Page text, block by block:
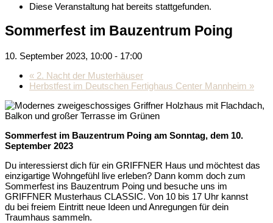
Diese Veranstaltung hat bereits stattgefunden.
Sommerfest im Bauzentrum Poing
10. September 2023, 10:00 - 17:00
« 2. Nacht der Musterhäuser
Herbstfest im Deutschen Fertighaus Center Mannheim »
Sommerfest im Bauzentrum Poing am Sonntag, dem 10.
September 2023
Du interessierst dich für ein GRIFFNER Haus und möchtest das
einzigartige Wohngefühl live erleben? Dann komm doch zum
Sommerfest ins Bauzentrum Poing und besuche uns im
GRIFFNER Musterhaus CLASSIC. Von 10 bis 17 Uhr kannst
du bei freiem Eintritt neue Ideen und Anregungen für dein
Traumhaus sammeln.